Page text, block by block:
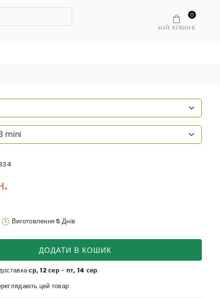
МІЙ КОШИК
0
mini
Виготовлення 5 Днів
ДОДАТИ В КОШИК
ср, 12 сер- пт, 14 сер.
цей товар